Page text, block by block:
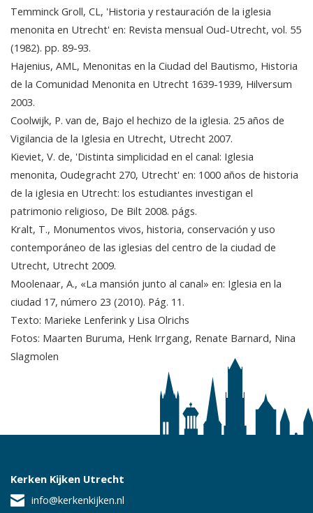
Temminck Groll, CL, 'Historia y restauración de la iglesia
menonita en Utrecht' en: Revista mensual Oud-Utrecht, vol. 55
(1982). pp. 89-93.
Hajenius, AML, Menonitas en la Ciudad del Bautismo, Historia
de la Comunidad Menonita en Utrecht 1639-1939, Hilversum
2003.
Coolwijk, P. van de, Bajo el hechizo de la iglesia. 25 años de
Vigilancia de la Iglesia en Utrecht, Utrecht 2007.
Kieviet, V. de, 'Distinta simplicidad en el canal: Iglesia
menonita, Oudegracht 270, Utrecht' en: 1000 años de historia
de la iglesia en Utrecht: los estudiantes investigan el
patrimonio religioso, De Bilt 2008. págs.
Kralt, T., Monumentos vivos, historia, conservación y uso
contemporáneo de las iglesias del centro de la ciudad de
Utrecht, Utrecht 2009.
Moolenaar, A., «La mansión junto al canal» en: Iglesia en la
ciudad 17, número 23 (2010). Pág. 11.
Texto: Marieke Lenferink y Lisa Olrichs
Fotos: Maarten Buruma, Henk Irrgang, Renate Barnard, Nina
Slagmolen
Kerken Kijken Utrecht
info@kerkenkijken.nl